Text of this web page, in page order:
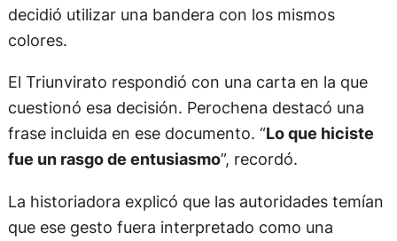
decidió utilizar una bandera con los mismos
colores.
El Triunvirato respondió con una carta en la que
cuestionó esa decisión. Perochena destacó una
frase incluida en ese documento. “Lo que hiciste
fue un rasgo de entusiasmo”, recordó.
La historiadora explicó que las autoridades temían
que ese gesto fuera interpretado como una